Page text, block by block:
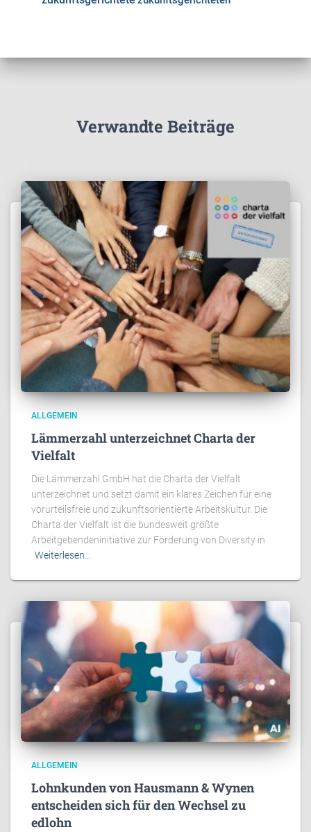
Verwandte Beiträge
ALLGEMEIN
Lämmerzahl unterzeichnet Charta der
Vielfalt
Die Lämmerzahl GmbH hat die Charta der Vielfalt
unterzeichnet und setzt damit ein klares Zeichen für eine
vorurteilsfreie und zukunftsorientierte Arbeitskultur. Die
Charta der Vielfalt ist die bundesweit größte
Arbeitgebendeninitiative zur Förderung von Diversity in
Weiterlesen…
ALLGEMEIN
Lohnkunden von Hausmann & Wynen
entscheiden sich für den Wechsel zu
edlohn